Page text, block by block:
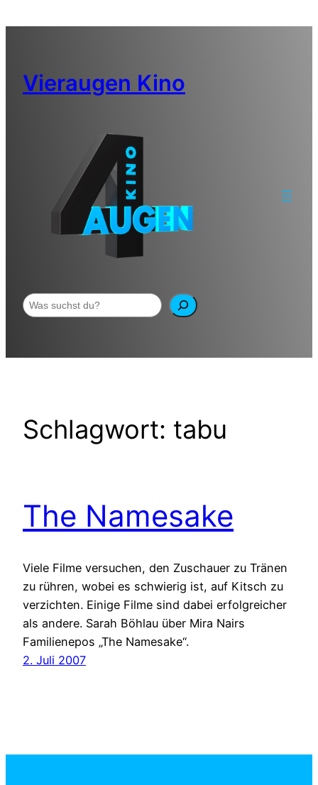
Vieraugen Kino
Suchen
Schlagwort: tabu
The Namesake
Viele Filme versuchen, den Zuschauer zu Tränen
zu rühren, wobei es schwierig ist, auf Kitsch zu
verzichten. Einige Filme sind dabei erfolgreicher
als andere. Sarah Böhlau über Mira Nairs
Familienepos „The Namesake“.
2. Juli 2007